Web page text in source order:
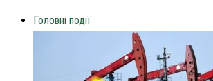
Головні події